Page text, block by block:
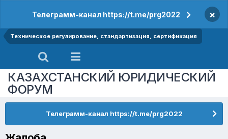
Телеграмм-канал https://t.me/prg2022 ×
Техническое регулирование, стандартизация, сертификация
КАЗАХСТАНСКИЙ ЮРИДИЧЕСКИЙ
ФОРУМ
Телеграмм-канал https://t.me/prg2022